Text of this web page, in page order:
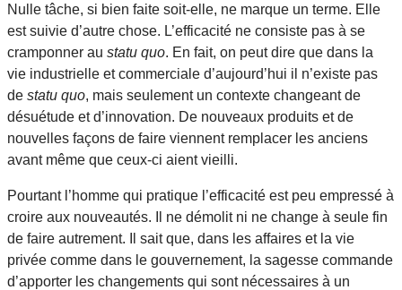
Nulle tâche, si bien faite soit-elle, ne marque un terme. Elle
est suivie d’autre chose. L’efficacité ne consiste pas à se
cramponner au statu quo. En fait, on peut dire que dans la
vie industrielle et commerciale d’aujourd’hui il n’existe pas
de statu quo, mais seulement un contexte changeant de
désuétude et d’innovation. De nouveaux produits et de
nouvelles façons de faire viennent remplacer les anciens
avant même que ceux-ci aient vieilli.
Pourtant l’homme qui pratique l’efficacité est peu empressé à
croire aux nouveautés. Il ne démolit ni ne change à seule fin
de faire autrement. Il sait que, dans les affaires et la vie
privée comme dans le gouvernement, la sagesse commande
d’apporter les changements qui sont nécessaires à un